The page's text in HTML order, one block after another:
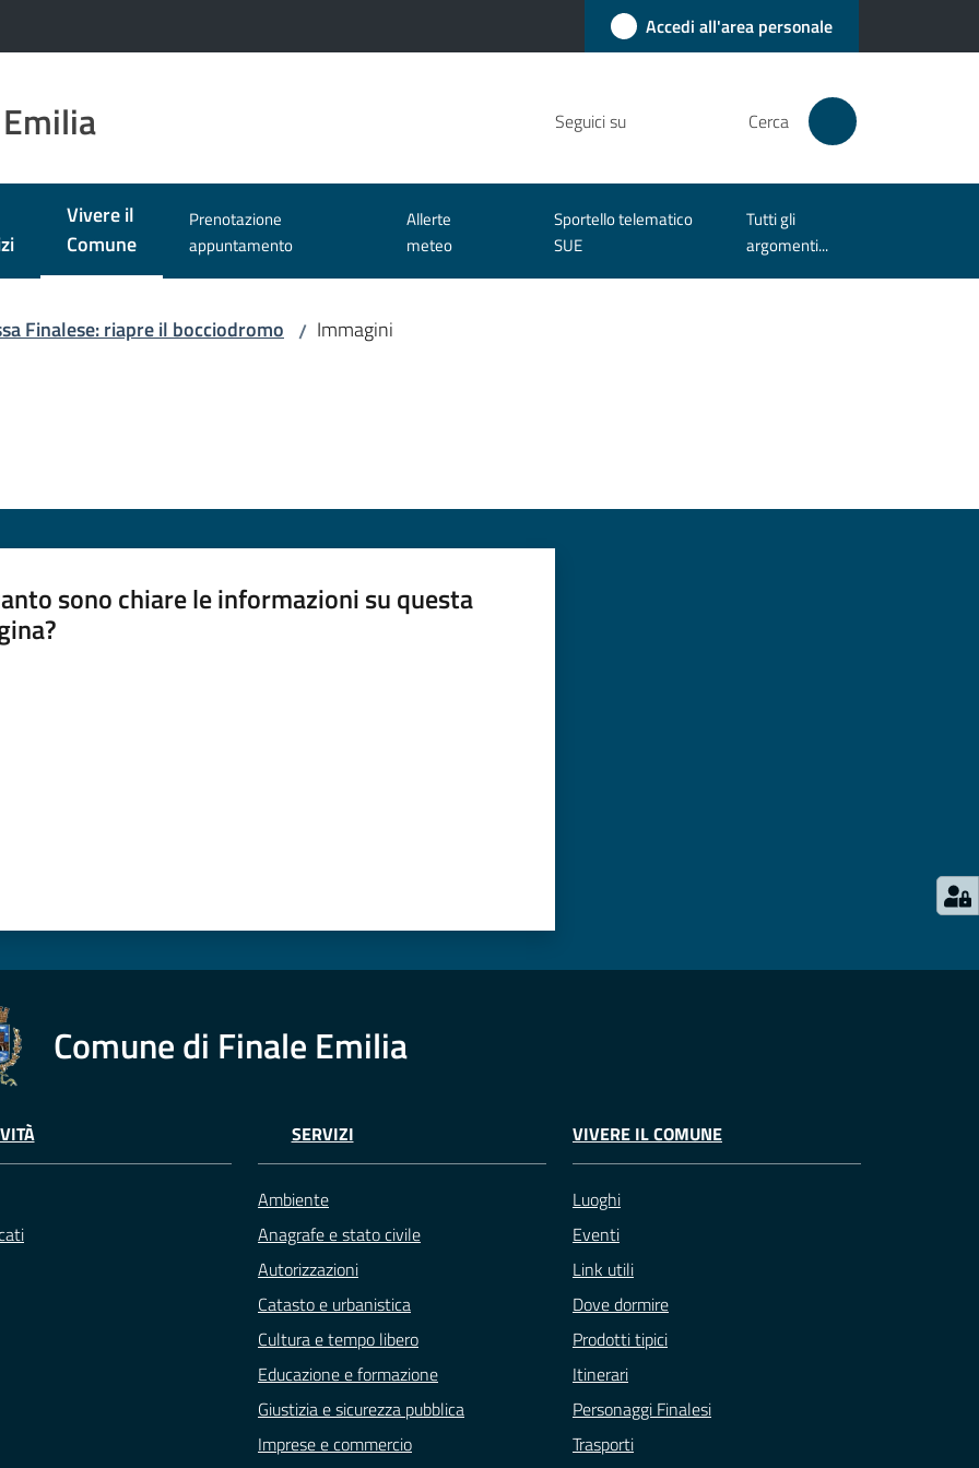
Accedi all'area personale
Seguici su Cerca
Vivere il
Comune
Menu selezionato
Prenotazione
appuntamento
Allerte
meteo
Sportello telematico
SUE
Tutti gli
argomenti...
Finalese: riapre il bocciodromo / Immagini
sono chiare le informazioni su questa
Comune di Finale Emilia
SERVIZI
Ambiente
Anagrafe e stato civile
Autorizzazioni
Catasto e urbanistica
Cultura e tempo libero
Educazione e formazione
Giustizia e sicurezza pubblica
Imprese e commercio
VIVERE IL COMUNE
Luoghi
Eventi
Link utili
Dove dormire
Prodotti tipici
Itinerari
Personaggi Finalesi
Trasporti